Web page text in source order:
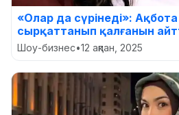
«Олар да сүрінеді»:
сырқаттанып қалғанын
Шоу-бизнес•12 ақпан, 2025